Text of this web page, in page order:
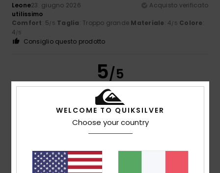
Leone23. giugno 2026
Acquisto verificato
utilissimo
Comfort: 5/5 Taglia: Troppo grande Materiale: 4/5 Colore:
4/5
Consiglio questo prodotto
5/5
23. giugno 2026
Rapporto qualità-prezzo
Consiglio questo prodotto
WELCOME TO QUIKSILVER
Choose your country